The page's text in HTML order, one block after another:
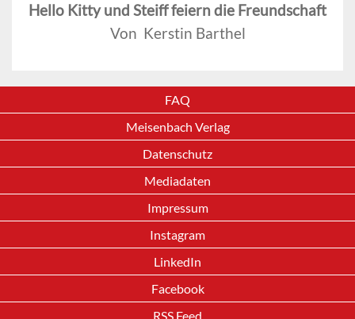
Hello Kitty und Steiff feiern die Freundschaft
Von Kerstin Barthel
FAQ
Meisenbach Verlag
Datenschutz
Mediadaten
Impressum
Instagram
LinkedIn
Facebook
RSS Feed